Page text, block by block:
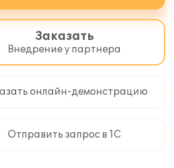
Заказать
Внедрение у партнера
онлайн-демонстрацию
Отправить запрос в 1С